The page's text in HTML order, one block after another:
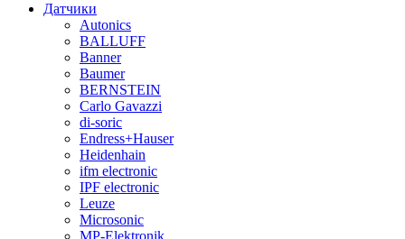
Датчики
Autonics
BALLUFF
Banner
Baumer
BERNSTEIN
Carlo Gavazzi
di-soric
Endress+Hauser
Heidenhain
ifm electronic
IPF electronic
Leuze
Microsonic
MP-Elektronik